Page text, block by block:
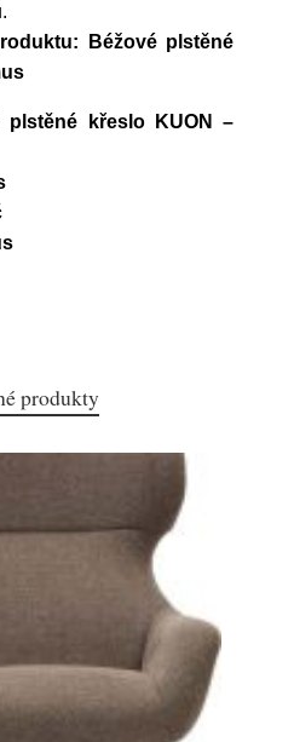
Béžové plstěné
plstěné křeslo KUON –
produkty